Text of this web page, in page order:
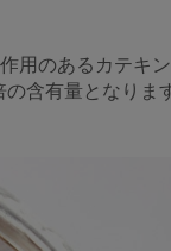
用のあるカテキ
含有量となりま